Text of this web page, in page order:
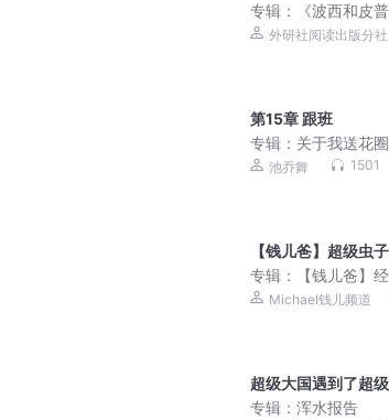
专辑：
《波西和皮
本故事音频讲播合集
外研社阅读出版分社
第15章 跟班
专辑： 关于我送花
件事 | 精品双播 | 艳
池乔舞 1501
【钱儿爸】超级虫
专辑：
【钱儿爸】
Michael钱儿频道
超级大国遇到了超
专辑： 浑水报告